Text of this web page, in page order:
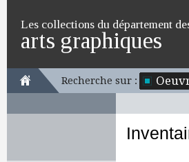
Les collections du département
arts graphiques
Recherche sur :